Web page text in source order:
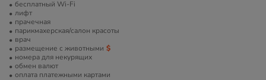
бесплатный Wi-Fi
лифт
прачечная
парикмахерская/салон красоты
врач
размещение с животными
номера для некурящих
обмен валют
оплата платежными картами